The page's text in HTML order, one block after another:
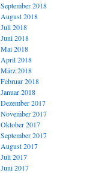
September 2018
August 2018
Juli 2018
Juni 2018
Mai 2018
April 2018
März 2018
Februar 2018
Januar 2018
Dezember 2017
November 2017
Oktober 2017
September 2017
August 2017
Juli 2017
Juni 2017